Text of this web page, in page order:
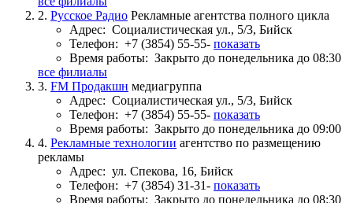
2. Русское Радио Рекламные агентства полного цикла
Адрес: Социалистическая ул., 5/3, Бийск
Телефон: +7 (3854) 55-55- показать
Время работы: Закрыто до понедельника до 08:30
все филиалы
3. FM Продакшн медиагруппа
Адрес: Социалистическая ул., 5/3, Бийск
Телефон: +7 (3854) 55-55- показать
Время работы: Закрыто до понедельника до 09:00
4. Рекламные технологии агентство по размещению
рекламы
Адрес: ул. Спекова, 16, Бийск
Телефон: +7 (3854) 31-31- показать
Время работы: Закрыто до понедельника до 08:30